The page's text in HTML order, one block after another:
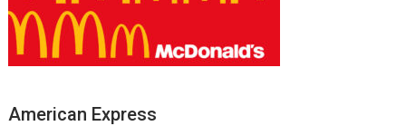
American Express